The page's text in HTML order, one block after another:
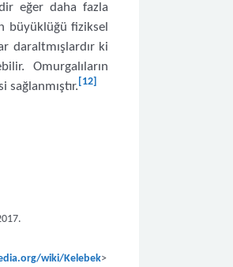
eğer daha fazla
büyüklüğü fiziksel
daraltmışlardır ki
Omurgalıların
sağlanmıştır. [12]
wiki/Kelebek>